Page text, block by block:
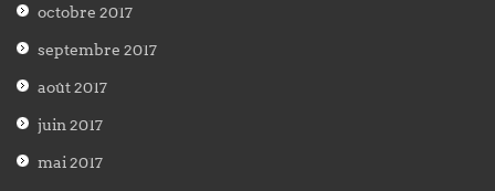
octobre 2017
septembre 2017
août 2017
juin 2017
mai 2017